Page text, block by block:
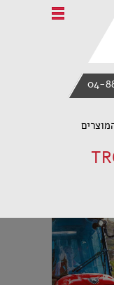
Home
ציוד הנדסי
Italiano